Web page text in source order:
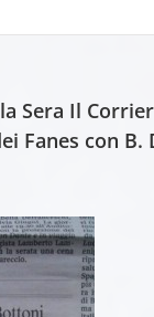
Sera Il
Fanes con B.